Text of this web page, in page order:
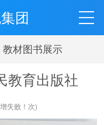
团
教材图书展示
教育出版社
失败！ 次)